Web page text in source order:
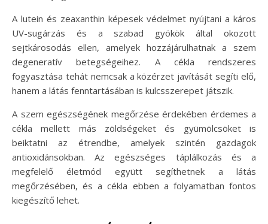
A lutein és zeaxanthin képesek védelmet nyújtani a káros
UV-sugárzás és a szabad gyökök által okozott
sejtkárosodás ellen, amelyek hozzájárulhatnak a szem
degeneratív betegségeihez. A cékla rendszeres
fogyasztása tehát nemcsak a közérzet javítását segíti elő,
hanem a látás fenntartásában is kulcsszerepet játszik.
A szem egészségének megőrzése érdekében érdemes a
cékla mellett más zöldségeket és gyümölcsöket is
beiktatni az étrendbe, amelyek szintén gazdagok
antioxidánsokban. Az egészséges táplálkozás és a
megfelelő életmód együtt segíthetnek a látás
megőrzésében, és a cékla ebben a folyamatban fontos
kiegészítő lehet.